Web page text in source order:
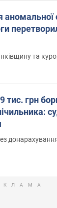
та
тис. грн